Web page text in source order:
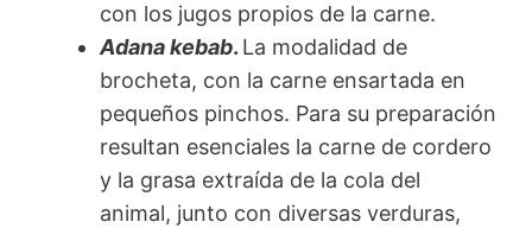
con los jugos propios de la carne.
Adana kebab. La modalidad de
brocheta, con la carne ensartada en
pequeños pinchos. Para su preparación
resultan esenciales la carne de cordero
y la grasa extraída de la cola del
animal, junto con diversas verduras,